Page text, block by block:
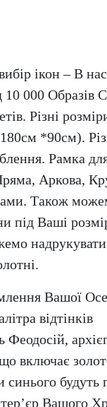
ікон – В
10 000 Образів
Різні
*90см).
Рамка
Аркова,
Також
під Ваші
Вашої
відтінків
Феодосій,
включає
синього
Вашого